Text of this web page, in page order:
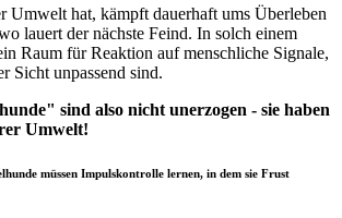
Umwelt hat, kämpft dauerhaft ums Überleben
lauert der nächste Feind. In solch einem
Raum für Reaktion auf menschliche Signale,
Sicht unpassend sind.
sind also nicht unerzogen - sie haben
Umwelt!
müssen Impulskontrolle lernen, in dem sie Frust